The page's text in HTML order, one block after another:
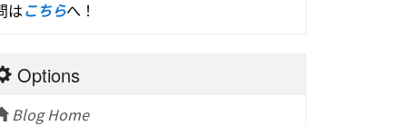
はこちらへ！
Options
Blog Home